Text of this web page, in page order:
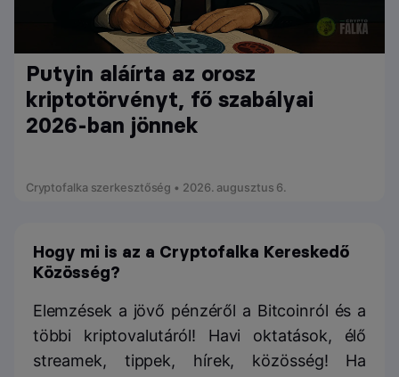
Putyin aláírta az orosz
kriptotörvényt, fő szabályai
2026-ban jönnek
Cryptofalka szerkesztőség • 2026. augusztus 6.
Hogy mi is az a Cryptofalka Kereskedő
Közösség?
Elemzések a jövő pénzéről a Bitcoinról és a
többi kriptovalutáról! Havi oktatások, élő
streamek, tippek, hírek, közösség! Ha